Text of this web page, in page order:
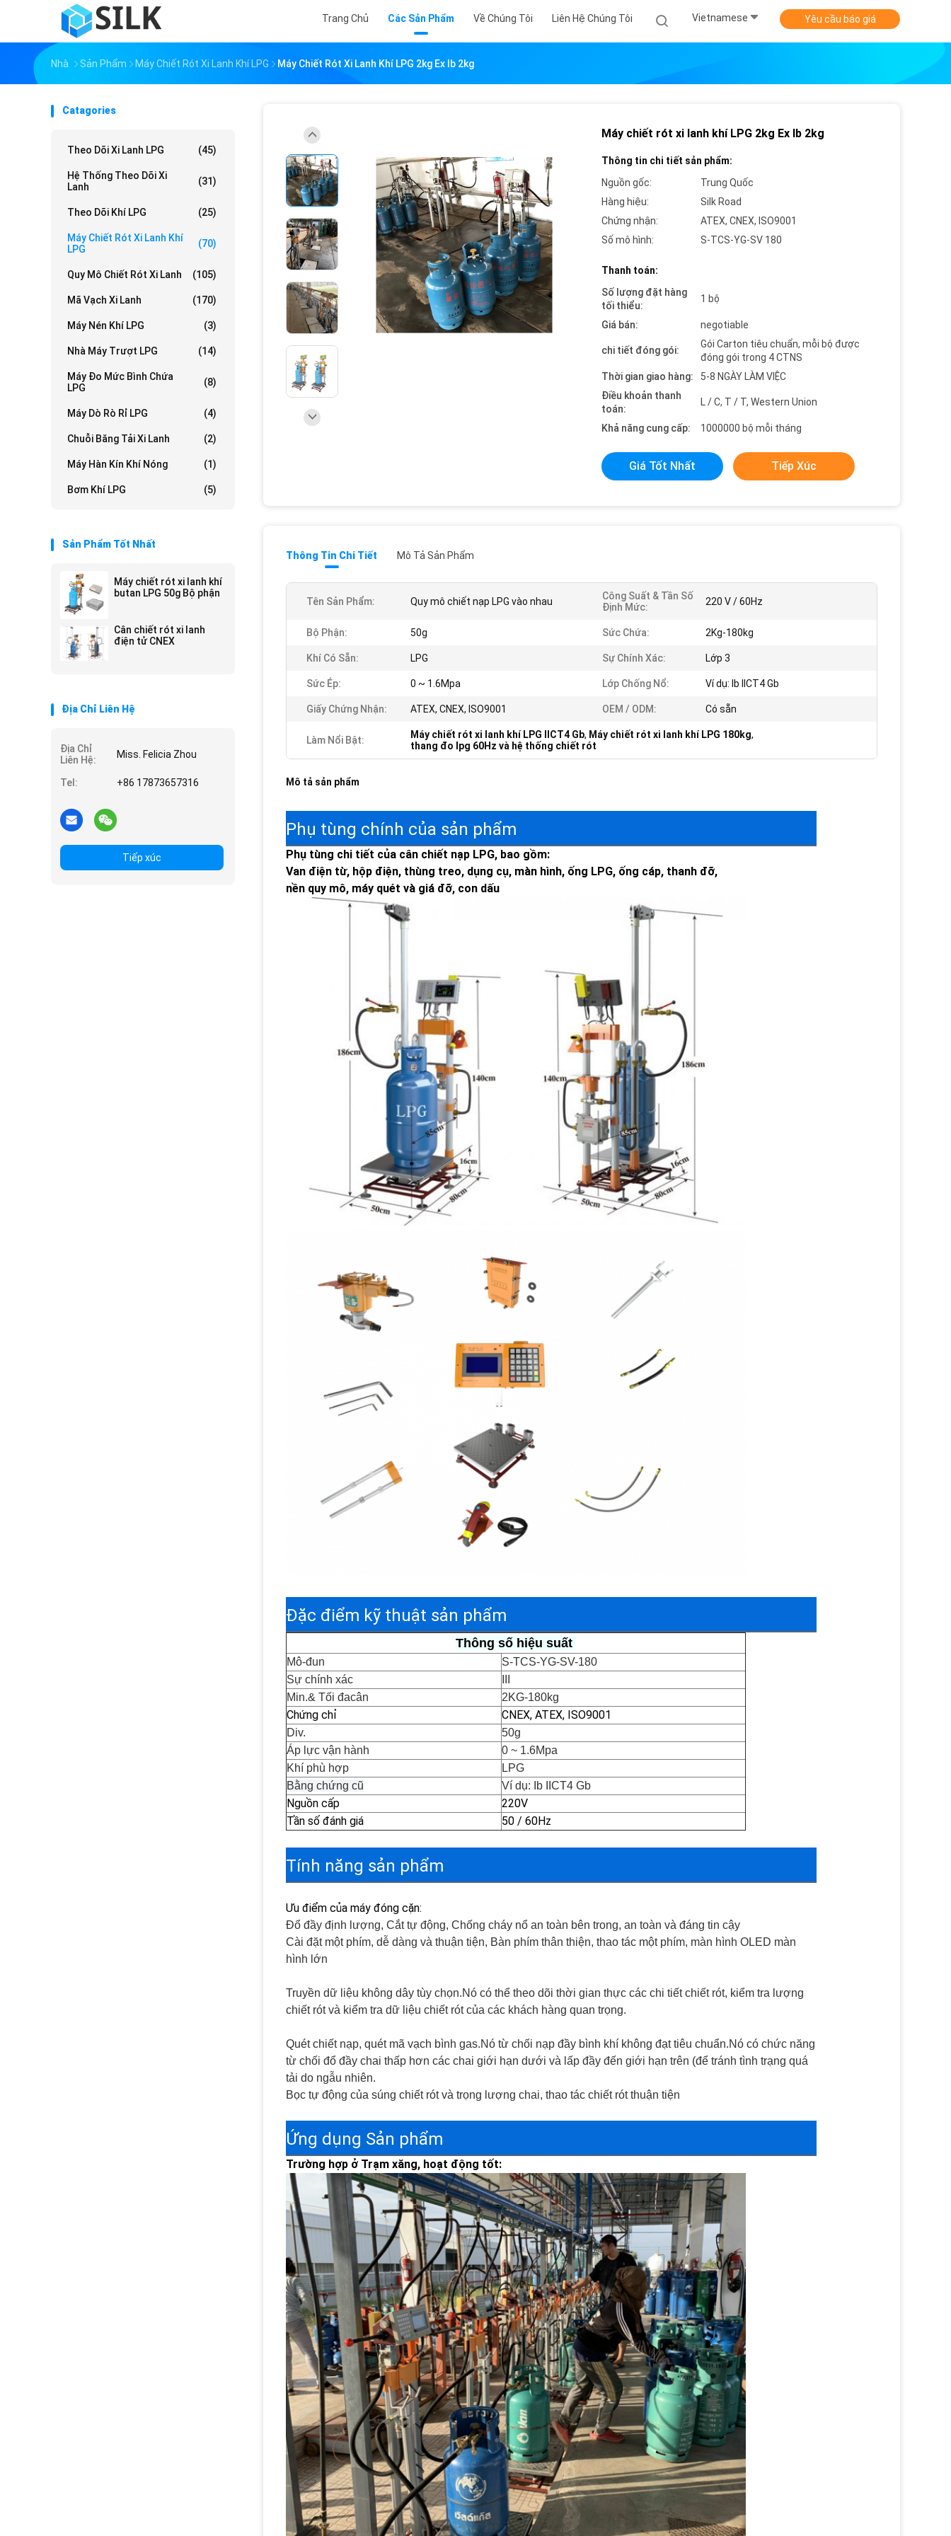
Trang Chủ Các Sản Phẩm Về Chúng Tôi Liên Hệ Chúng Tôi Vietnamese Yêu cầu báo giá
Nhà Sản Phẩm Máy Chiết Rót Xi Lanh Khí LPG Máy Chiết Rót Xi Lanh Khí LPG 2kg Ex Ib 2kg
Catagories
Theo Dõi Xi Lanh LPG (45)
Hệ Thống Theo Dõi Xi
Lanh
(31)
Theo Dõi Khí LPG (25)
Máy Chiết Rót Xi Lanh Khí
LPG
(70)
Quy Mô Chiết Rót Xi Lanh (105)
Mã Vạch Xi Lanh (170)
Máy Nén Khí LPG (3)
Nhà Máy Trượt LPG (14)
Máy Đo Mức Bình Chứa
LPG
(8)
Máy Dò Rò Rỉ LPG (4)
Chuỗi Băng Tải Xi Lanh (2)
Máy Hàn Kín Khí Nóng (1)
Bơm Khí LPG (5)
Sản Phẩm Tốt Nhất
Máy chiết rót xi lanh khí
butan LPG 50g Bộ phận
Cân chiết rót xi lanh
điện tử CNEX
Địa Chỉ Liên Hệ
Địa Chỉ
Liên Hệ:
Miss. Felicia Zhou
Tel: +86 17873657316
Tiếp xúc
Máy chiết rót xi lanh khí LPG 2kg Ex Ib 2kg
Thông tin chi tiết sản phẩm:
Nguồn gốc:
Trung Quốc
Hàng hiệu:
Silk Road
Chứng nhận:
ATEX, CNEX, ISO9001
Số mô hình:
S-TCS-YG-SV 180
Thanh toán:
Số lượng đặt hàng
tối thiểu:
1 bộ
Giá bán: negotiable
chi tiết đóng gói:
Gói Carton tiêu chuẩn, mỗi bộ được
đóng gói trong 4 CTNS
Thời gian giao hàng:
5-8 NGÀY LÀM VIỆC
Điều khoản thanh
toán:
L / C, T / T, Western Union
Khả năng cung cấp: 1000000 bộ mỗi tháng
Giá Tốt Nhất Tiếp Xúc
Thông Tin Chi Tiết Mô Tả Sản Phẩm
Tên Sản Phẩm: Quy mô chiết nạp LPG vào nhau
Công Suất & Tần Số
Định Mức:
220 V / 60Hz
Bộ Phận: 50g Sức Chứa: 2Kg-180kg
Khí Có Sẵn: LPG Sự Chính Xác: Lớp 3
Sức Ép: 0 ~ 1.6Mpa Lớp Chống Nổ: Ví dụ: Ib IICT4 Gb
Giấy Chứng Nhận: ATEX, CNEX, ISO9001 OEM / ODM: Có sẵn
Làm Nổi Bật: Máy chiết rót xi lanh khí LPG IICT4 Gb, Máy chiết rót xi lanh khí LPG 180kg,
thang đo lpg 60Hz và hệ thống chiết rót
Mô tả sản phẩm
Phụ tùng chính của sản phẩm
Phụ tùng chi tiết của cân chiết nạp LPG, bao gồm:
Van điện từ, hộp điện, thùng treo, dụng cụ, màn hình, ống LPG, ống cáp, thanh đỡ,
nền quy mô, máy quét và giá đỡ, con dấu
Đặc điểm kỹ thuật sản phẩm
Thông số hiệu suất
Mô-đun
S-TCS-YG-SV-180
Sự chính xác
Min.& Tối đacân
2KG-180kg
Chứng chỉ CNEX, ATEX, ISO9001
Div.
50g
Áp lực vận hành
0 ~ 1.6Mpa
Khí phù hợp
LPG
Bằng chứng cũ
Ví dụ: Ib IICT4 Gb
Nguồn cấp
220V
Tần số đánh giá
50 / 60Hz
Tính năng sản phẩm
Ưu điểm của máy đóng cặn:
Đổ đầy định lượng, Cắt tự động, Chống cháy nổ an toàn bên trong, an toàn và đáng tin cậy
Cài đặt một phím, dễ dàng và thuận tiện, Bàn phím thân thiện, thao tác một phím, màn hình OLED màn
hình lớn
Truyền dữ liệu không dây tùy chọn.Nó có thể theo dõi thời gian thực các chi tiết chiết rót, kiểm tra lượng
chiết rót và kiểm tra dữ liệu chiết rót của các khách hàng quan trọng.
Quét chiết nạp, quét mã vạch bình gas.Nó từ chối nạp đầy bình khí không đạt tiêu chuẩn.Nó có chức năng
từ chối đổ đầy chai thấp hơn các chai giới hạn dưới và lấp đầy đến giới hạn trên (để tránh tình trạng quá
tải do ngẫu nhiên.
Bọc tự động của súng chiết rót và trọng lượng chai, thao tác chiết rót thuận tiện
Ứng dụng Sản phẩm
Trường hợp ở Trạm xăng, hoạt động tốt: